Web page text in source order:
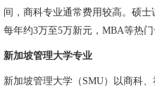
间，商科专业通常费用较高。硕
每年约3万至5万新元，MBA等热
新加坡管理大学专业
新加坡管理大学（SMU）以商科